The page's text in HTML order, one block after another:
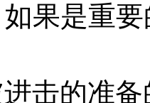
果是重
击的准